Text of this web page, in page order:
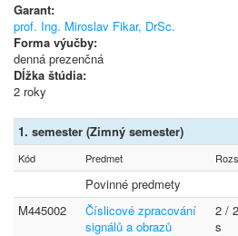
Garant:
prof. Ing. Miroslav Fikar, DrSc.
Forma výučby:
denná prezenčná
Dĺžka štúdia:
2 roky
1. semester (Zimný semester)
Kód Predmet
Povinné predmety
M445002
Číslicové zpracování
signálů a obrazů
2 /
s